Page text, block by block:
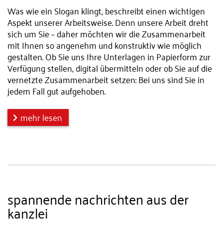
Was wie ein Slogan klingt, beschreibt einen wichtigen
Aspekt unserer Arbeitsweise. Denn unsere Arbeit dreht
sich um Sie – daher möchten wir die Zusammenarbeit
mit Ihnen so angenehm und konstruktiv wie möglich
gestalten. Ob Sie uns Ihre Unterlagen in Papierform zur
Verfügung stellen, digital übermitteln oder ob Sie auf die
vernetzte Zusammenarbeit setzen: Bei uns sind Sie in
jedem Fall gut aufgehoben.
mehr lesen
spannende nachrichten aus der
kanzlei